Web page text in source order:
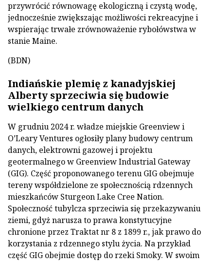
przywrócić równowagę ekologiczną i czystą wodę,
jednocześnie zwiększając możliwości rekreacyjne i
wspierając trwałe zrównoważenie rybołówstwa w
stanie Maine.
(BDN)
Indiańskie plemię z kanadyjskiej
Alberty sprzeciwia się budowie
wielkiego centrum danych
W grudniu 2024 r. władze miejskie Greenview i
O’Leary Ventures ogłosiły plany budowy centrum
danych, elektrowni gazowej i projektu
geotermalnego w Greenview Industrial Gateway
(GIG). Część proponowanego terenu GIG obejmuje
tereny współdzielone ze społecznością rdzennych
mieszkańców Sturgeon Lake Cree Nation.
Społeczność tubylcza sprzeciwia się przekazywaniu
ziemi, gdyż narusza to prawa konstytucyjne
chronione przez Traktat nr 8 z 1899 r., jak prawo do
korzystania z rdzennego stylu życia. Na przykład
część GIG obejmie dostęp do rzeki Smoky. W swoim